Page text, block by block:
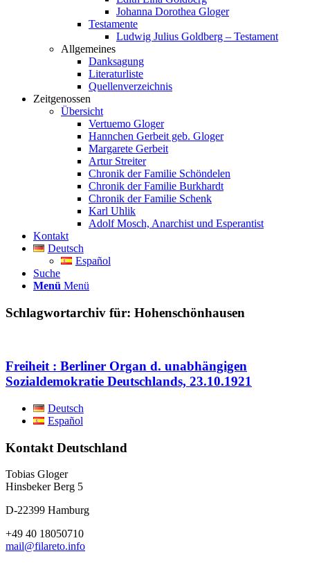
Johanna Dorothea Gloger
Testamente
Ludwig Julius Goldberg – Testament
Allgemeines
Danksagung
Literaturliste
Quellenverzeichnis
Zeitgenossen
Übersicht
Vertuemo Gloger
Hannchen Gerbeit geb. Gloger
Margarete Gerbeit
Artur Streiter
Chronik der Familie Schöndelen
Chronik der Familie Burkhardt
Chronik der Familie Schenk
Karl Uhlik
Adolf Mosch, Anarchist und Esperantist
Kontakt
Deutsch
Español
Suche
Menü Menü
Schlagwortarchiv für: Hohenschönhausen
Freiheit : Berliner Organ d. unabhängigen
Sozialdemokratie Deutschlands, 23.10.1921
Deutsch
Español
Kontakt Deutschland
Tobias Gloger
Hinsbeker Berg 5
D-22399 Hamburg
+49 40 18050710
mail@filareto.info